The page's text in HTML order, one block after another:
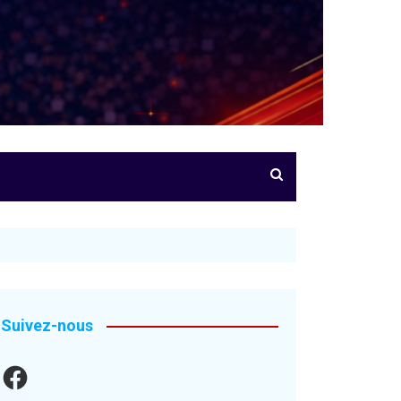
Suivez-nous
Facebook